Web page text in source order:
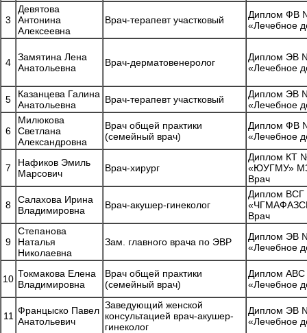
3
Девятова
Антонина
Алексеевна
Врач-терапевт участковый
Диплом ФВ
«Лечебное
4
Замятина Лена
Анатольевна
Врач-дерматовенеролог
Диплом ЭВ
«Лечебное
5
Казанцева Галина
Анатольевна
Врач-терапевт участковый
Диплом ЭВ
«Лечебное
6
Милюкова
Светлана
Александровна
Врач общей практики
(семейный врач)
Диплом ФВ
«Лечебное
7
Нафиков Эмиль
Марсович
Врач-хирург
Диплом КТ
«ЮУГМУ»
Врач
8
Салахова Ирина
Владимировна
Врач-акушер-гинеколог
Диплом
Врач
9
Степанова
Наталья
Николаевна
Зам. главного врача по ЭВР
Диплом ЭВ
«Лечебное
10 Токмакова Елена
Владимировна
Врач общей практики
(семейный врач)
Диплом
«Лечебное
11 Францыско Павел
Анатольевич
Заведующий женской
консультацией врач-акушер-
гинеколог
Диплом ЭВ
«Лечебное